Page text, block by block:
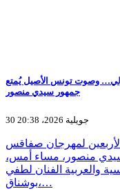
وصوت تونس الأصيل يُمتع
جمهور سيدي منصور
30 جويلية 2026، 20:38
لمهرجان صفاقس
منصور، مساء أمس،
والعربية الفنان لطفي
بوشناق،…